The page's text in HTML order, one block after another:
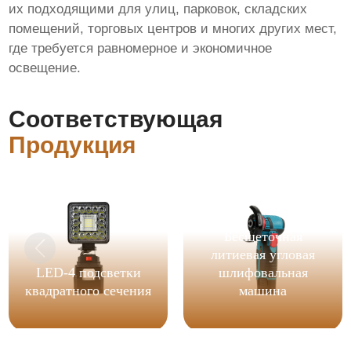
их подходящими для улиц, парковок, складских
помещений, торговых центров и многих других мест,
где требуется равномерное и экономичное
освещение.
Соответствующая
Продукция
LED-4 подсветки
квадратного сечения
Бесщеточная
литиевая угловая
шлифовальная
машина